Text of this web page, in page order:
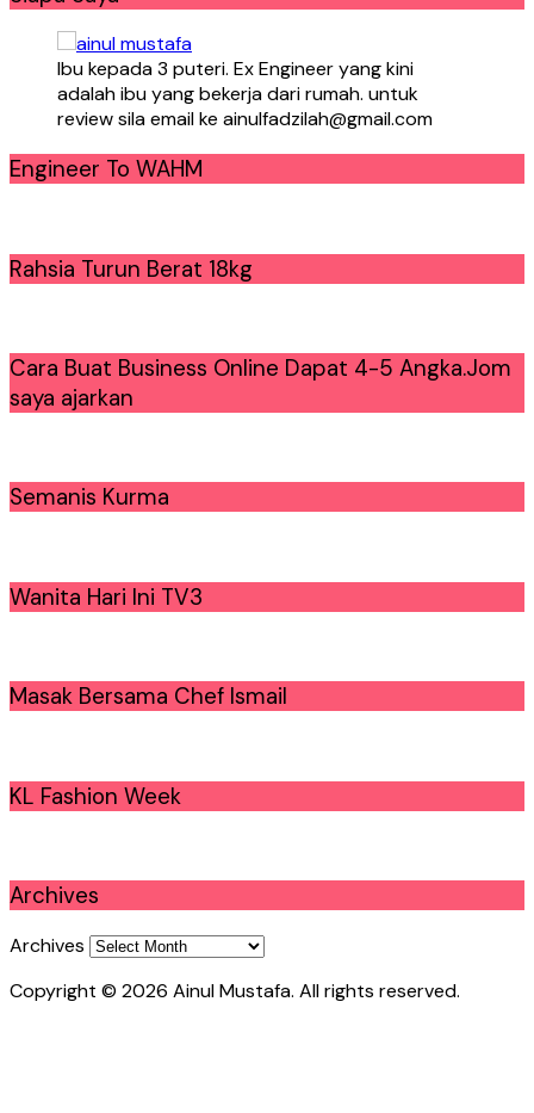
Ibu kepada 3 puteri. Ex Engineer yang kini
adalah ibu yang bekerja dari rumah. untuk
review sila email ke ainulfadzilah@gmail.com
Engineer To WAHM
Rahsia Turun Berat 18kg
Cara Buat Business Online Dapat 4-5 Angka.Jom
saya ajarkan
Semanis Kurma
Wanita Hari Ini TV3
Masak Bersama Chef Ismail
KL Fashion Week
Archives
Archives
Copyright © 2026 Ainul Mustafa. All rights reserved.